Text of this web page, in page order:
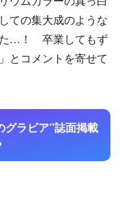
ての集大成のような
た…！ 卒業してもず
とコメントを寄せて
グラビア”誌面掲載